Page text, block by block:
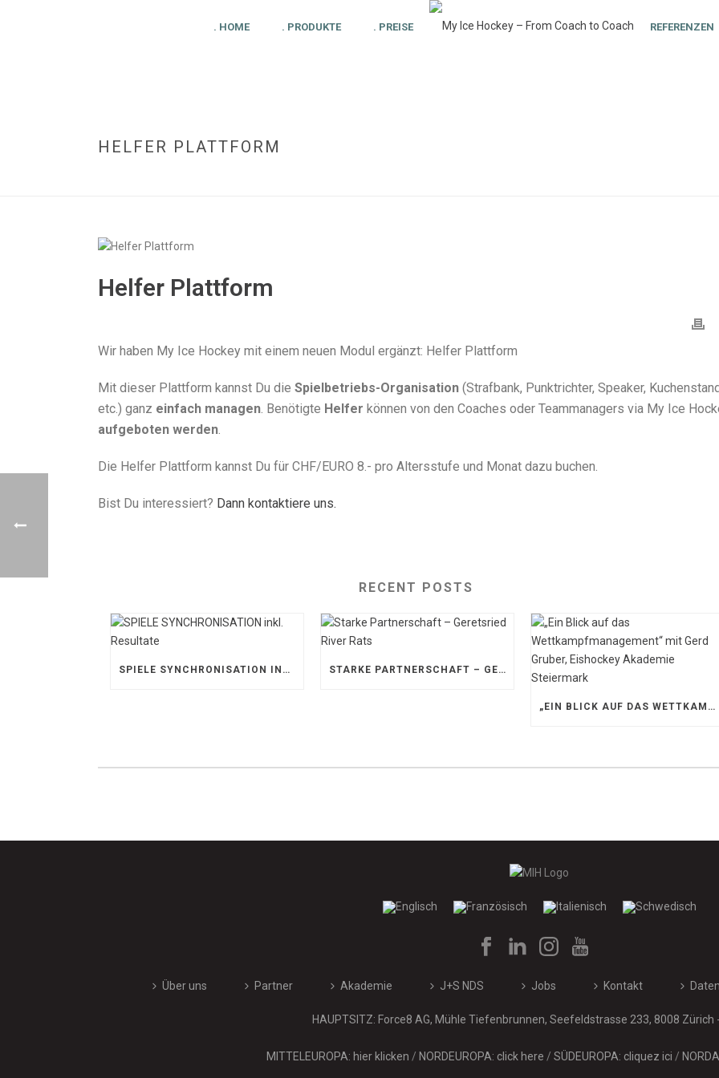
. HOME . PRODUKTE . PREISE REFERENZEN
HELFER PLATTFORM
Helfer Plattform
Wir haben My Ice Hockey mit einem neuen Modul ergänzt: Helfer Plattform
Mit dieser Plattform kannst Du die Spielbetriebs-Organisation (Strafbank, Punktrichter, Speaker,
etc.) ganz einfach managen . Benötigte Helfer können von den Coaches oder Teammanagers via My Ice
aufgeboten werden
Die Helfer Plattform kannst Du für CHF/EURO 8.- pro Altersstufe und Monat dazu buchen.
Bist Du interessiert? Dann kontaktiere uns.
RECENT POSTS
SPIELE SYNCHRONISATION INKL. RESULTATE STARKE PARTNERSCHAFT – GERETSRIED RIVER RATS
„EIN BLICK AUF DAS WETTKAMPFMANAGEMENT“ MIT GERD GRUBER, EISHOCKEY AKADEMIE STEIERMARK
Über uns Partner Akademie J+S NDS Jobs Kontakt
HAUPTSITZ: Force8 AG, Mühle Tiefenbrunnen, Seefeldstrasse 233, 8008 Zürich
MITTELEUROPA: hier klicken / NORDEUROPA: click here / SÜDEUROPA: cliquez ici /